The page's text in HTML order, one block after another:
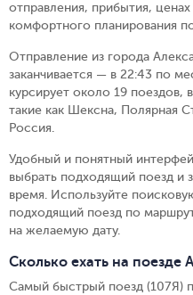
отправления, прибытия,
комфортного планирования
Отправление из города
заканчивается — в 22:43 по
курсирует около 19
такие как Шексна, Полярная
Россия.
Удобный и понятный
выбрать подходящий поезд и
время. Используйте
подходящий поезд по
на желаемую дату.
Сколько ехать на
Самый быстрый поезд (107Я)